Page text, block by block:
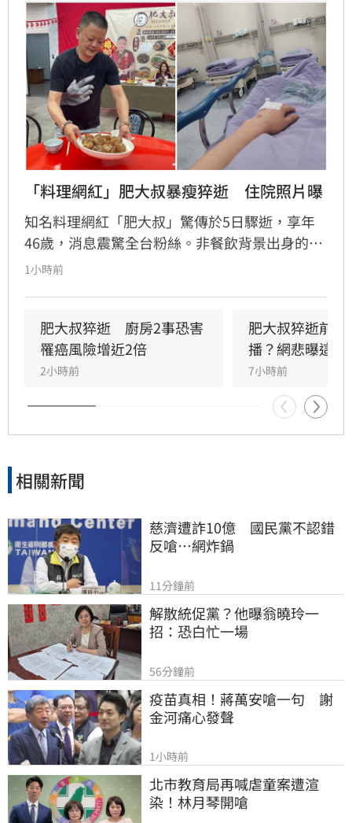
「料理網紅」肥大叔暴瘦猝逝　住院照片曝
知名料理網紅「肥大叔」驚傳於5日驟逝，享年
46歲，消息震驚全台粉絲。非餐飲背景出身的
他，憑藉親切教學與拚勁，將直播事業經營得有
陷，狀態顯得相當疲憊。肥大叔自2021年起頻傳
健康警訊，雖曾於2022年住院開刀，但出院後仍
堅持返回工作崗位，直到最後一刻仍心繫直播。
對於肥大叔的確切死因，家屬目前尚未對外說
明。
1小時前
肥大叔猝逝　廚房2事恐害
罹癌風險增近2倍
2小時前
肥大叔猝逝前
播？網悲曝這原
7小時前
相關新聞
慈濟遭詐10億　國民黨不認錯
反嗆⋯網炸鍋
11分鐘前
解散統促黨？他曝翁曉玲一
招：恐白忙一場
56分鐘前
疫苗真相！蔣萬安嗆一句　謝
金河痛心發聲
1小時前
北市教育局再喊虐童案遭渲
染！林月琴開嗆